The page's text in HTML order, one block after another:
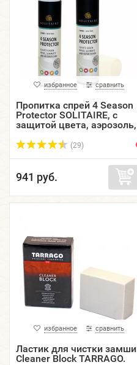
избранное сравнить
Пропитка спрей 4 Season
Protector SOLITAIRE, с
защитой цвета, аэрозоль,
(29)
941 руб.
избранное сравнить
Ластик для чистки замши
Cleaner Block TARRAGO.